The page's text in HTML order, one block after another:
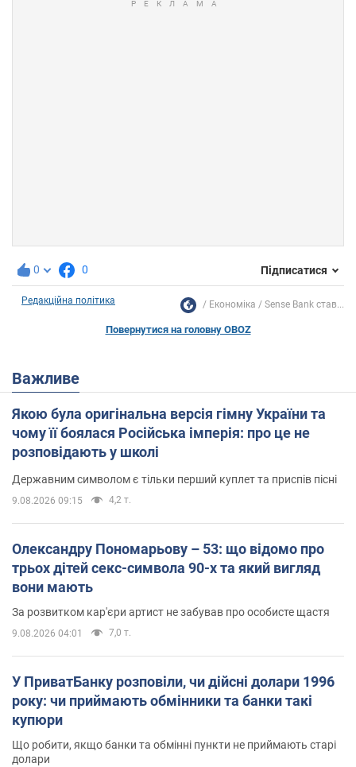
0 0 Підписатися
Редакційна політика Економіка Sense Bank став...
Повернутися на головну OBOZ
Важливе
Якою була оригінальна версія гімну України та
чому її боялася Російська імперія: про це не
розповідають у школі
Державним символом є тільки перший куплет та приспів пісні
9.08.2026 09:15 4,2 т.
Олександру Пономарьову – 53: що відомо про
трьох дітей секс-символа 90-х та який вигляд
вони мають
За розвитком кар'єри артист не забував про особисте щастя
9.08.2026 04:01 7,0 т.
У ПриватБанку розповіли, чи дійсні долари 1996
року: чи приймають обмінники та банки такі
купюри
Що робити, якщо банки та обмінні пункти не приймають старі
долари